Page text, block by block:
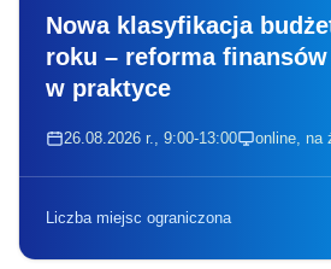
Nowa klasyfikacja
roku – reforma
w praktyce
26.08.2026 r., 9:00-13:00 online, na
Liczba miejsc ograniczona